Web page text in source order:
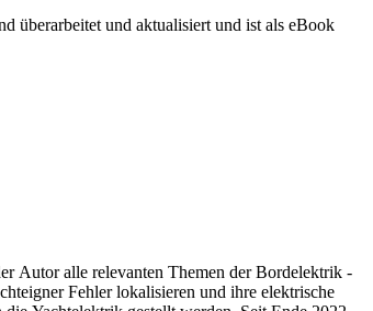
überarbeitet und aktualisiert und ist als eBook
Autor alle relevanten Themen der Bordelektrik -
Fehler lokalisieren und ihre elektrische